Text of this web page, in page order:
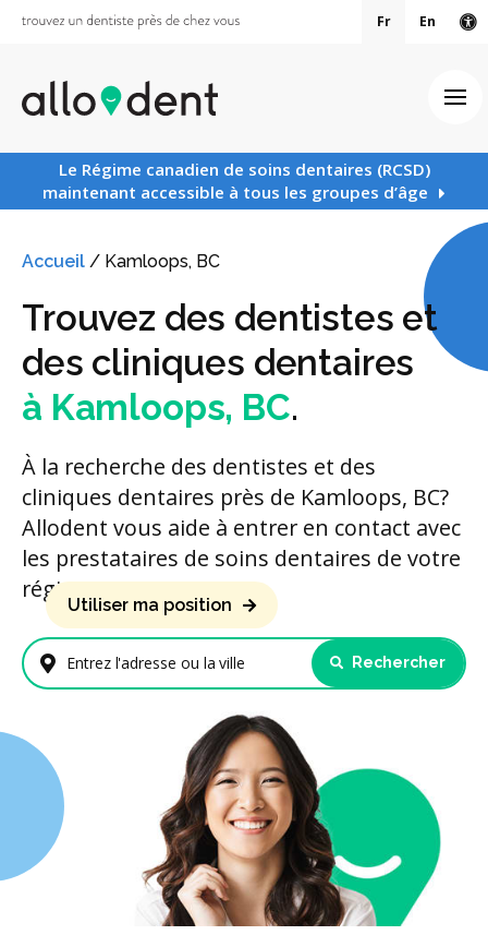
Fr En
Le Régime canadien de soins dentaires (RCSD)
maintenant accessible à tous les groupes d’âge
Accueil / Kamloops, BC
Trouvez des dentistes et
des cliniques dentaires
à Kamloops, BC.
À la recherche des dentistes et des
cliniques dentaires près de Kamloops, BC?
Allodent vous aide à entrer en contact avec
les prestataires de soins dentaires de votre
région.
Entrez l'adresse ou la ville
Utiliser ma position
Rechercher